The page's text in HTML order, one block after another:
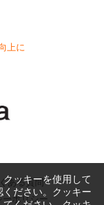
上に
ある質問
ポリシー
ッキーを使用して
ください。クッキー